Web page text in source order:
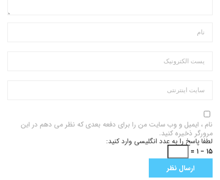
نام ، ایمیل و وب سایت من را برای دفعه بعدی که نظر می دهم در این
مرورگر ذخیره کنید.
لطفا پاسخ را به عدد انگلیسی وارد کنید:
۱۵ − ۱ =